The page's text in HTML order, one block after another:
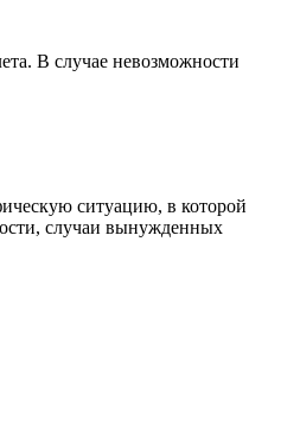
В случае невозможности
ситуацию, в которой
случаи вынужденных